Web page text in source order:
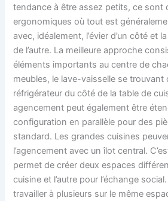
tendance à être assez petits, ce sont
ergonomiques où tout est
avec, idéalement, l’évier d’un côté et
de l’autre. La meilleure approche
éléments importants au centre de
meubles, le lave-vaisselle se trouvant
réfrigérateur du côté de la table de
agencement peut également être
configuration en parallèle pour des
standard. Les grandes cuisines
l’agencement avec un îlot central.
permet de créer deux espaces
cuisine et l’autre pour l’échange
travailler à plusieurs sur le même